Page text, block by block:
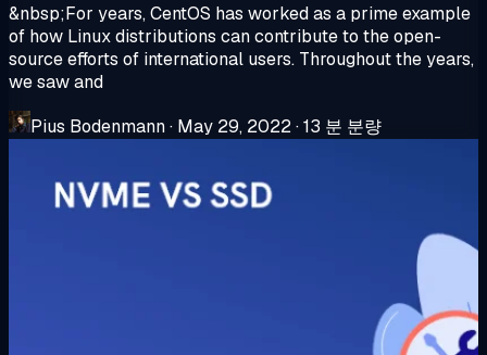
&nbsp;For years, CentOS has worked as a prime example
of how Linux distributions can contribute to the open-
source efforts of international users. Throughout the years,
we saw and
Pius Bodenmann· May 29, 2022·13 분 분량